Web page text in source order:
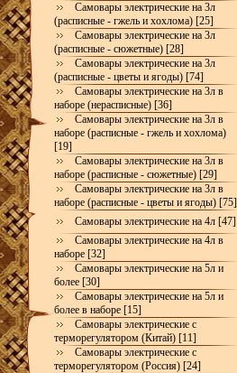
Самовары электрические на 3л
(расписные - гжель и хохлома) [25]
Самовары электрические на 3л
(расписные - сюжетные) [28]
Самовары электрические на 3л
(расписные - цветы и ягоды) [74]
Самовары электрические на 3л в
наборе (нерасписные) [36]
Самовары электрические на 3л в
наборе (расписные - гжель и хохлома)
[19]
Самовары электрические на 3л в
наборе (расписные - сюжетные) [29]
Самовары электрические на 3л в
наборе (расписные - цветы и ягоды) [75]
Самовары электрические на 4л [47]
Самовары электрические на 4л в
наборе [32]
Самовары электрические на 5л и
более [30]
Самовары электрические на 5л и
более в наборе [15]
Самовары электрические с
терморегулятором (Китай) [11]
Самовары электрические с
терморегулятором (Россия) [24]